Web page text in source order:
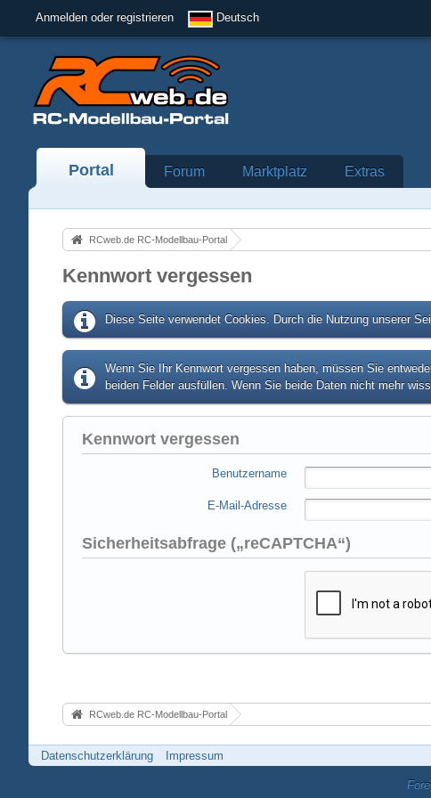
Anmelden oder registrieren Deutsch
Portal Forum Marktplatz Extras
RCweb.de RC-Modellbau-Portal
Kennwort vergessen
Diese Seite verwendet Cookies. Durch die Nutzung unserer
Wenn Sie Ihr Kennwort vergessen haben, müssen Sie
beiden Felder ausfüllen. Wenn Sie beide Daten nicht mehr
Kennwort vergessen
Benutzername
E-Mail-Adresse
Sicherheitsabfrage („reCAPTCHA“)
RCweb.de RC-Modellbau-Portal
Datenschutzerklärung Impressum